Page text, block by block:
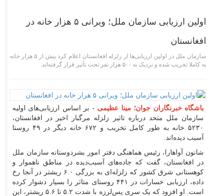
اولین ارزیابی سازمان ملل؛ ویرانی ۵ هزار خانه در
افغانستان
سازمان ملل در اولین ارزیابی‌ها از زلزله افغانستان اعلام کرد بیش از ۵ هزار خانه
به کاملا تخریب شده و نزدیک به ۵۰۰ هزار نفر تحت تأثیر قرار گرفته‌اند.
باشگاه خبرنگاران جوان؛ مینا عظیمی- بر اساس ارزیابی‌های اولیه
سازمان ملل متحد درباره تاثیر زلزله مرگبار اخیر در افغانستان،
۵۲۳۰ خانه به طور کامل تخریب و ۶۷۲ خانه دیگر در ۴۹ روستا
آسیب دیده‌اند.
شانون آواهارا، رئیس هماهنگی دفتر امور بشردوستانه سازمان ملل
در افغانستان، گفت که جاده‌های آسیب‌دیده در مناطق ناهموار و
کوهستانی شرق کشور که زلزله‌ای به بزرگی ۶.۰ ریشتر در آنجا رخ
داده، ارزیابی خسارات در ۴۴۱ روستای متاثر را بسیار دشوار کرده
است. او افزود که یک سری پس‌لرزه با شدت ۵.۲ تا ۵.۶ ریشتر، این